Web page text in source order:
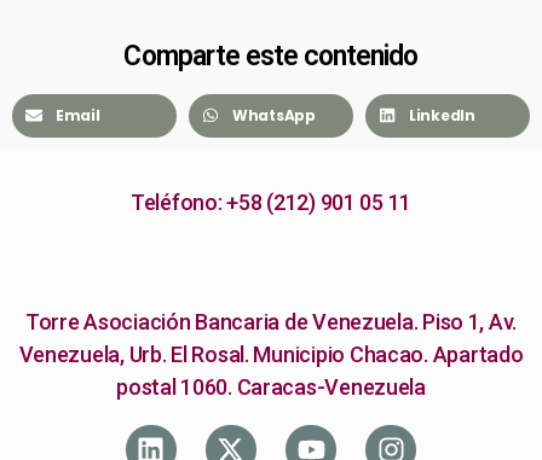
Comparte este contenido
Email WhatsApp LinkedIn
Teléfono: +58 (212) 901 05 11
Torre Asociación Bancaria de Venezuela. Piso 1, Av.
Venezuela, Urb. El Rosal. Municipio Chacao. Apartado
postal 1060. Caracas-Venezuela